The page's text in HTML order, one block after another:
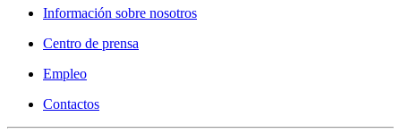
Información sobre nosotros
Centro de prensa
Empleo
Contactos